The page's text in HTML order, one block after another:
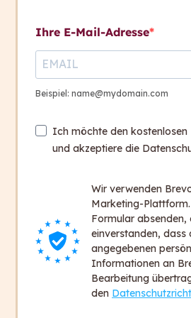
Buchstaben und Nummern
Quiz
Kontakt
+ 43 316 393 449
Headquarter
Heinrichstraße 145
Newsletter
Bleiben Sie auf dem
Zum Newsletter
Ihre E-Mail-Adresse
Beispiel: name@mydomain.com
Ich möchte den kostenlosen
und akzeptiere die
Wir verwenden
Marketing-
Formular absenden,
einverstanden, dass
angegebenen
Informationen an
Bearbeitung
den